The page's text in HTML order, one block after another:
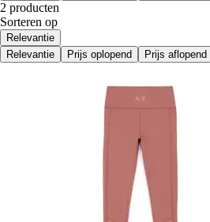
2 producten
Sorteren op
Relevantie
Relevantie
Prijs oplopend Prijs aflopend